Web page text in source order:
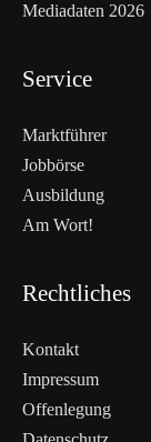
Mediadaten 2026
Service
Marktführer
Jobbörse
Ausbildung
Am Wort!
Rechtliches
Kontakt
Impressum
Offenlegung